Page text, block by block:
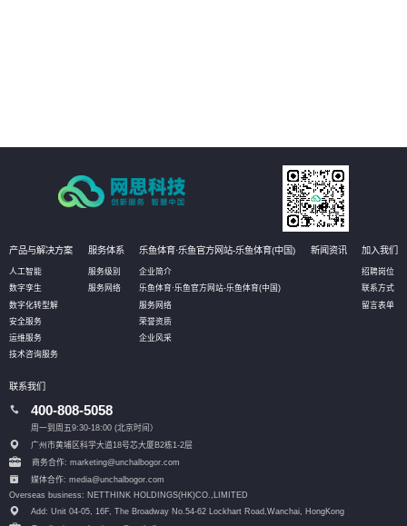
产品与解决方案
人工智能
数字孪生
数字化转型解
安全服务
运维服务
技术咨询服务
服务体系
服务级别
服务网络
乐鱼体育·乐鱼官方网站-乐鱼体育(中国)
企业简介
乐鱼体育·乐鱼官方网站-乐鱼体育(中国)
服务网络
荣誉资质
企业风采
新闻资讯 加入我们
招聘岗位
联系方式
留言表单
联系我们
400-808-5058
周一到周五9:30-18:00 (北京时间）
广州市黄埔区科学大道18号芯大厦B2栋1-2层
商务合作: marketing@unchalbogor.com
媒体合作: media@unchalbogor.com
Overseas business: NETTHINK HOLDINGS(HK)CO.,LIMITED
Add: Unit 04-05, 16F, The Broadway No.54-62 Lockhart Road, Wanchai, HongKong